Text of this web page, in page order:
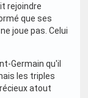
rejoindre
que ses
joue pas. Celui
Germain qu'il
les triples
atout